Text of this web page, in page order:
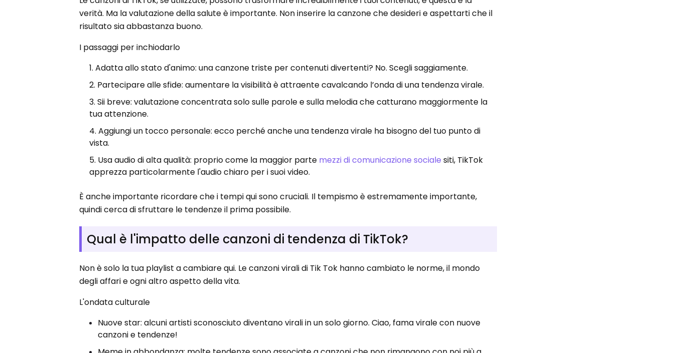
verità. Ma la valutazione della salute è importante. Non inserire la canzone che desideri e aspettarti che il
risultato sia abbastanza buono.
I passaggi per inchiodarlo
Adatta allo stato d'animo: una canzone triste per contenuti divertenti? No. Scegli saggiamente.
Partecipare alle sfide: aumentare la visibilità è attraente cavalcando l’onda di una tendenza virale.
Sii breve: valutazione concentrata solo sulle parole e sulla melodia che catturano maggiormente la
tua attenzione.
Aggiungi un tocco personale: ecco perché anche una tendenza virale ha bisogno del tuo punto di
vista.
Usa audio di alta qualità: proprio come la maggior parte mezzi di comunicazione sociale siti, TikTok
apprezza particolarmente l'audio chiaro per i suoi video.
È anche importante ricordare che i tempi qui sono cruciali. Il tempismo è estremamente importante,
quindi cerca di sfruttare le tendenze il prima possibile.
Qual è l'impatto delle canzoni di tendenza di TikTok?
Non è solo la tua playlist a cambiare qui. Le canzoni virali di Tik Tok hanno cambiato le norme, il mondo
degli affari e ogni altro aspetto della vita.
L'ondata culturale
Nuove star: alcuni artisti sconosciuto diventano virali in un solo giorno. Ciao, fama virale con nuove
canzoni e tendenze!